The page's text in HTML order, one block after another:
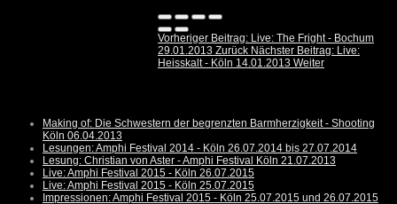
Vorheriger Beitrag: Live: The Fright - Bochum
29.01.2013 Zurück Nächster Beitrag: Live:
Heisskalt - Köln 14.01.2013 Weiter
Making of: Die Schwestern der begrenzten Barmherzigkeit - Shooting
Köln 06.04.2013
Lesungen: Amphi Festival 2014 - Köln 26.07.2014 bis 27.07.2014
Lesung: Christian von Aster - Amphi Festival Köln 21.07.2013
Live: Amphi Festival 2015 - Köln 26.07.2015
Live: Amphi Festival 2015 - Köln 25.07.2015
Impressionen: Amphi Festival 2015 - Köln 25.07.2015 und 26.07.2015